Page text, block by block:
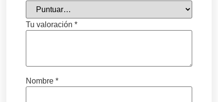
Tu valoración*
Nombre*